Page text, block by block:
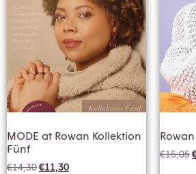
MODE at Rowan Kollektion
Fünf
€14,30€11,30
€15,05